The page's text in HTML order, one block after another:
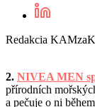
Redakcia
2. NIVEA MEN
přírodních
a pečuje o ni